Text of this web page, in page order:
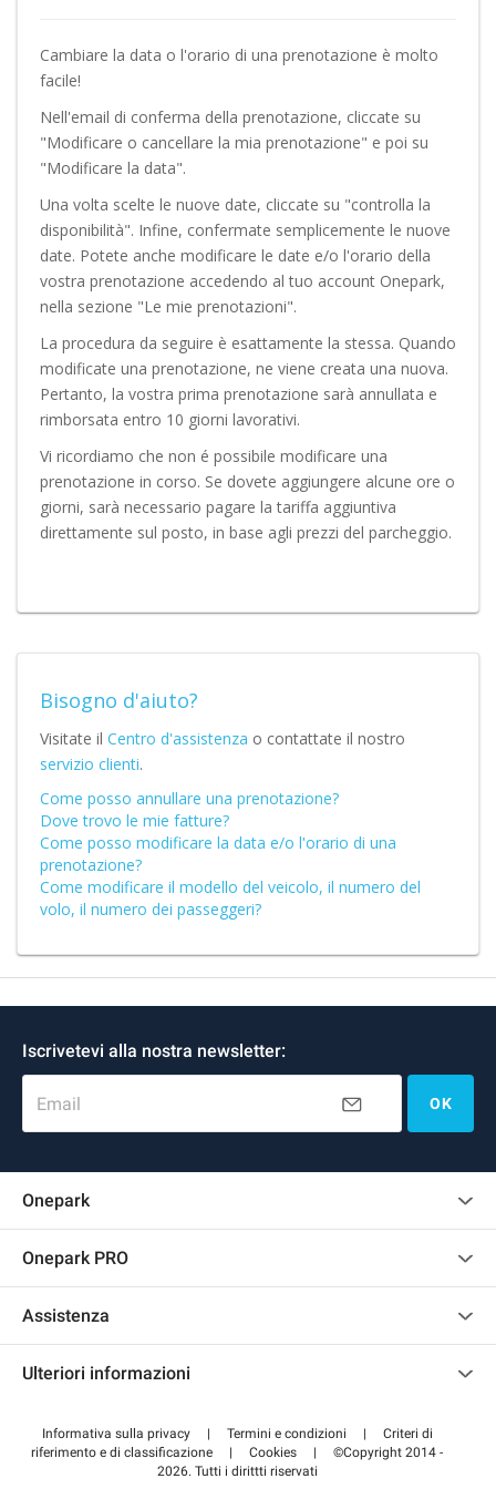
Cambiare la data o l'orario di una prenotazione è molto
facile!
Nell'email di conferma della prenotazione, cliccate su
"Modificare o cancellare la mia prenotazione" e poi su
"Modificare la data".
Una volta scelte le nuove date, cliccate su "controlla la
disponibilità". Infine, confermate semplicemente le nuove
date. Potete anche modificare le date e/o l'orario della
vostra prenotazione accedendo al tuo account Onepark,
nella sezione "Le mie prenotazioni".
La procedura da seguire è esattamente la stessa. Quando
modificate una prenotazione, ne viene creata una nuova.
Pertanto, la vostra prima prenotazione sarà annullata e
rimborsata entro 10 giorni lavorativi.
Vi ricordiamo che non é possibile modificare una
prenotazione in corso. Se dovete aggiungere alcune ore o
giorni, sarà necessario pagare la tariffa aggiuntiva
direttamente sul posto, in base agli prezzi del parcheggio.
Bisogno d'aiuto?
Visitate il Centro d'assistenza o contattate il nostro
servizio clienti.
Come posso annullare una prenotazione?
Dove trovo le mie fatture?
Come posso modificare la data e/o l'orario di una
prenotazione?
Come modificare il modello del veicolo, il numero del
volo, il numero dei passeggeri?
Iscrivetevi alla nostra newsletter:
Email OK
Onepark
Onepark PRO
Accedi all'area partner
Assistenza
Pagare per il parcheggio FLOW
Ulteriori informazioni
Informativa sulla privacy | Termini e condizioni |
Criteri di
riferimento e di classificazione
| Cookies |
©Copyright 2014 -
2026. Tutti i dirittti riservati